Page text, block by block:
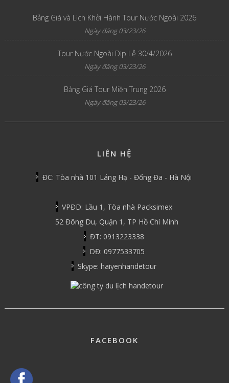
Bảng Giá và Lịch Khởi Hành Tour Nước Ngoài 2026
Ngày đăng 03/23/26
Tour Nước Ngoài Dịp Lễ 30/4/2026
Ngày đăng 03/23/26
Bảng Giá Tour Miền Trung 2026
Ngày đăng 03/23/26
LIÊN HỆ
ĐC: Tòa nhà 101 Láng Hạ - Đống Đa - Hà Nội
VPĐD: Lầu 1, Tòa nhà Packsimex
52 Đông Du, Quận 1, TP Hồ Chí Minh
ĐT: 0913223338
DĐ: 0977533705
Skype: haiyenhandetour
FACEBOOK